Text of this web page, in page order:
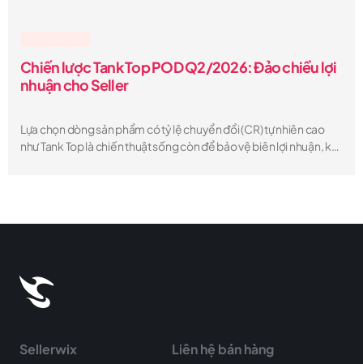
Chiến lược Tank Top POD Q2/2026: Đảo chiều lợi
nhuận cho Seller
Lựa chọn dòng sản phẩm có tỷ lệ chuyển đổi (CR) tự nhiên cao
như Tank Top là chiến thuật sống còn để bảo vệ biên lợi nhuận, khi
Sellerwix
Liên hệ bán hàng